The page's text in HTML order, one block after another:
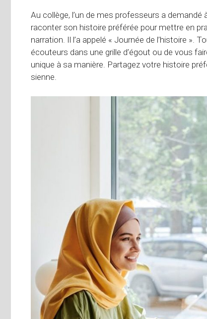
Au collège, l’un de mes professeurs a
raconter son histoire préférée pour mettre en
narration. Il l’a appelé « Journée de l’histoire ».
écouteurs dans une grille d’égout ou de vous
unique à sa manière. Partagez votre histoire
sienne.